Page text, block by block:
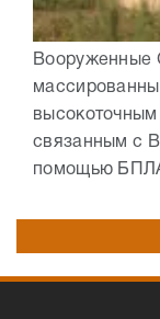
Вооруженные
связанным с
помощью